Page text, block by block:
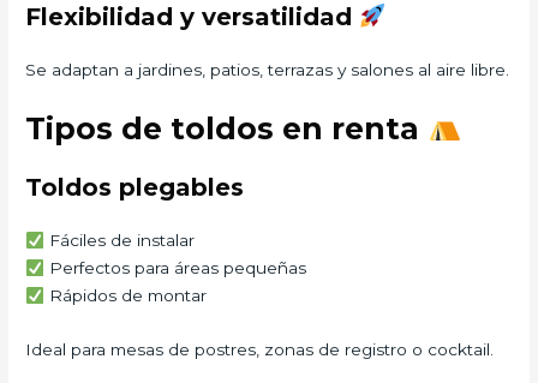
Flexibilidad y versatilidad
Se adaptan a jardines, patios, terrazas y salones al aire libre.
Tipos de toldos en renta
Toldos plegables
Fáciles de instalar
Perfectos para áreas pequeñas
Rápidos de montar
Ideal para mesas de postres, zonas de registro o cocktail.